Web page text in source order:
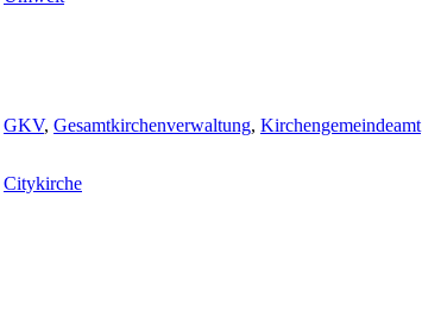
GKV, Gesamtkirchenverwaltung, Kirchengemeindeamt
Citykirche